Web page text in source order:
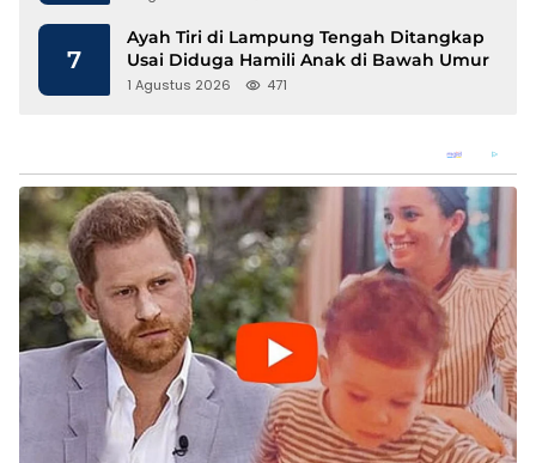
7
Ayah Tiri di Lampung Tengah Ditangkap
Usai Diduga Hamili Anak di Bawah Umur
1 Agustus 2026 471